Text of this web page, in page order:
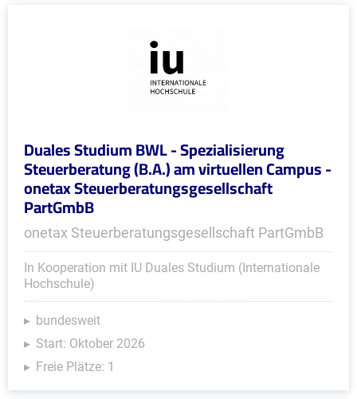
Duales Studium BWL - Spezialisierung
Steuerberatung (B.A.) am virtuellen Campus -
onetax Steuerberatungsgesellschaft
PartGmbB
onetax Steuerberatungsgesellschaft PartGmbB
In Kooperation mit IU Duales Studium (Internationale
Hochschule)
bundesweit
Start: Oktober 2026
Freie Plätze: 1